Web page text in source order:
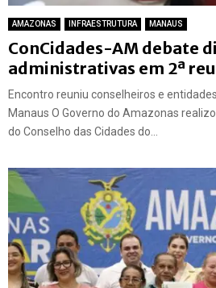
AMAZONAS INFRAESTRUTURA MANAUS
ConCidades-AM debate
administrativas em 2ª
Encontro reuniu conselheiros e
Manaus O Governo do Amazonas
do Conselho das Cidades do...